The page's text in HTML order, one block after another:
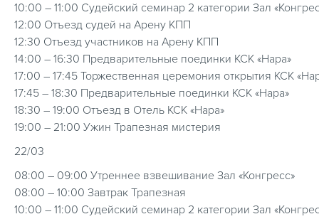
10:00 – 11:00 Судейский семинар 2 категории Зал
12:00 Отъезд судей на Арену КПП
12:30 Отъезд участников на Арену КПП
14:00 – 16:30 Предварительные поединки КСК «Нара»
17:00 – 17:45 Торжественная церемония открытия КСК
17:45 – 18:30 Предварительные поединки КСК «Нара»
18:30 – 19:00 Отъезд в Отель КСК «Нара»
19:00 – 21:00 Ужин Трапезная мистерия
22/03
08:00 – 09:00 Утреннее взвешивание Зал «Конгресс»
08:00 – 10:00 Завтрак Трапезная
10:00 – 11:00 Судейский семинар 2 категории Зал